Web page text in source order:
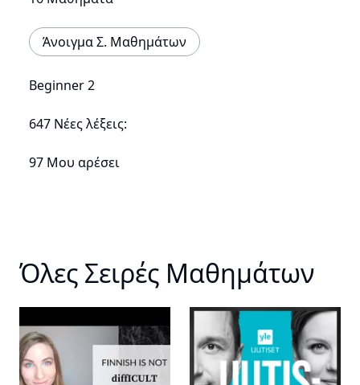
Άνοιγμα Σ. Μαθημάτων
Beginner 2
647 Νέες λέξεις:
97 Μου αρέσει
Όλες Σειρές Μαθημάτων